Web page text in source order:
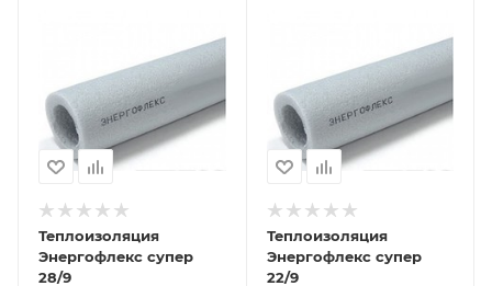
Теплоизоляция
Энергофлекс супер
28/9
Теплоизоляция
Энергофлекс супер
22/9